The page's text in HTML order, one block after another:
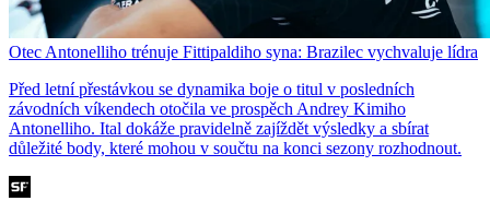
Otec Antonelliho trénuje Fittipaldiho syna: Brazilec vychvaluje lídra
Před letní přestávkou se dynamika boje o titul v posledních
závodních víkendech otočila ve prospěch Andrey Kimiho
Antonelliho. Ital dokáže pravidelně zajíždět výsledky a sbírat
důležité body, které mohou v součtu na konci sezony rozhodnout.